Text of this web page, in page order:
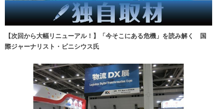
【次回から大幅リニューアル！】「今そこにある危機」を読み解く 国
際ジャーナリスト・ビニシウス氏